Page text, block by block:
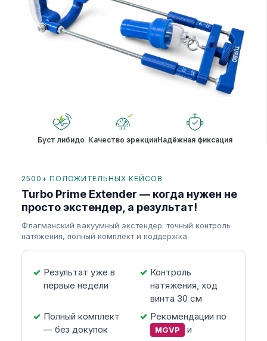
Буст либидо Качество эрекцииНадёжная фиксация
2500+ ПОЛОЖИТЕЛЬНЫХ КЕЙСОВ
Turbo Prime Extender — когда нужен не
просто экстендер, а результат!
Флагманский вакуумный экстендер: точный контроль
натяжения, полный комплект и поддержка.
Результат уже в
первые недели
Контроль
натяжения, ход
винта 30 см
Полный комплект
— без докупок
Рекомендации по
MGVP
и